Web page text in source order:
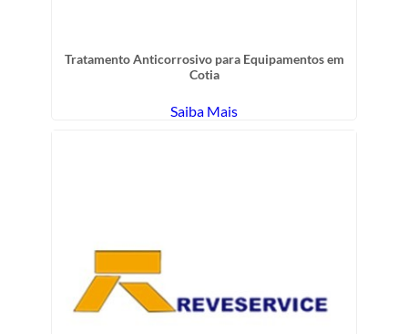
Tratamento Anticorrosivo para Equipamentos em
Cotia
Saiba Mais